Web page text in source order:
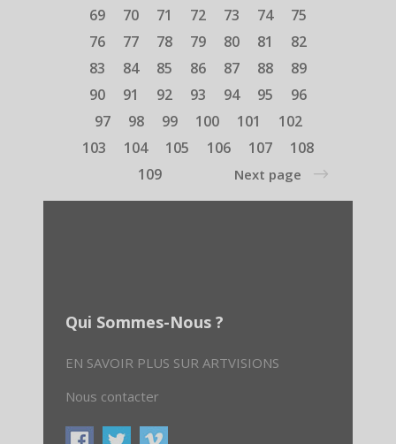
69
70 71 72 73 74
75
76
77 78 79 80 81
82
83
84 85 86 87 88
89
90
91 92 93 94 95
96
97
98 99 100 101
102
103
104 105 106 107
108
109
Next page
Qui Sommes-Nous ?
EN SAVOIR PLUS SUR ARTVISIONS
Nous contacter